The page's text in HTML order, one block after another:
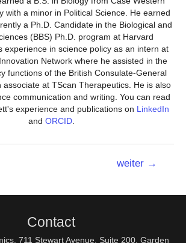
with a minor in Political Science. He earned
a Ph.D. Candidate in the Biological and
(BBS) Ph.D. program at Harvard
experience in science policy as an intern at
Network where he assisted in the
functions of the British Consulate-General
associate at TScan Therapeutics. He is also
communication and writing. You can read
experience and publications on LinkedIn
and ORCID.
weiter →
Contact
711 Stewart Avenue, Suite 200, Garden